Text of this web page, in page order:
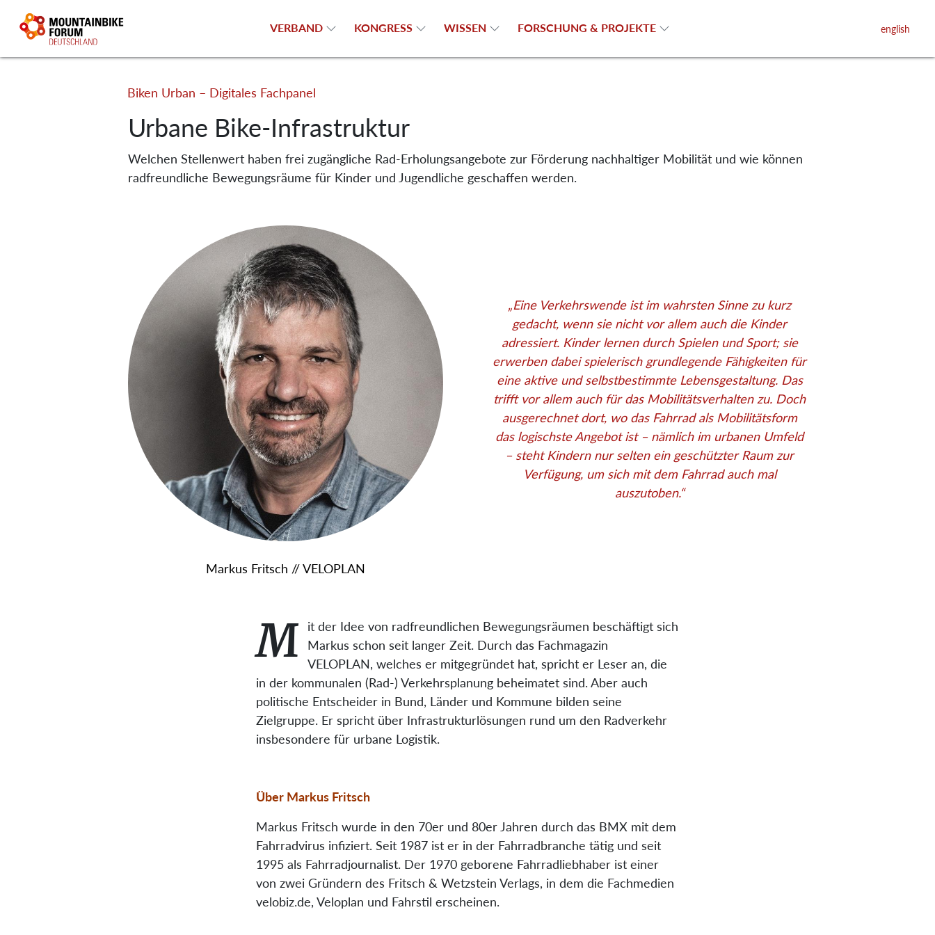
VERBAND KONGRESS WISSEN FORSCHUNG & PROJEKTE english
Biken Urban – Digitales Fachpanel
Urbane Bike-Infrastruktur
Welchen Stellenwert haben frei zugängliche Rad-Erholungsangebote zur Förderung nachhaltiger Mobilität und wie können
radfreundliche Bewegungsräume für Kinder und Jugendliche geschaffen werden.
Markus Fritsch // VELOPLAN
„Eine Verkehrswende ist im wahrsten Sinne zu kurz
gedacht, wenn sie nicht vor allem auch die Kinder
adressiert. Kinder lernen durch Spielen und Sport; sie
erwerben dabei spielerisch grundlegende Fähigkeiten für
eine aktive und selbstbestimmte Lebensgestaltung. Das
trifft vor allem auch für das Mobilitätsverhalten zu. Doch
ausgerechnet dort, wo das Fahrrad als Mobilitätsform
das logischste Angebot ist – nämlich im urbanen Umfeld
– steht Kindern nur selten ein geschützter Raum zur
Verfügung, um sich mit dem Fahrrad auch mal
auszutoben.“
M it der Idee von radfreundlichen Bewegungsräumen beschäftigt sich
Markus schon seit langer Zeit. Durch das Fachmagazin
VELOPLAN, welches er mitgegründet hat, spricht er Leser an, die
in der kommunalen (Rad-) Verkehrsplanung beheimatet sind. Aber auch
politische Entscheider in Bund, Länder und Kommune bilden seine
Zielgruppe. Er spricht über Infrastrukturlösungen rund um den Radverkehr
insbesondere für urbane Logistik.
Über Markus Fritsch
Markus Fritsch wurde in den 70er und 80er Jahren durch das BMX mit dem
Fahrradvirus infiziert. Seit 1987 ist er in der Fahrradbranche tätig und seit
1995 als Fahrradjournalist. Der 1970 geborene Fahrradliebhaber ist einer
von zwei Gründern des Fritsch & Wetzstein Verlags, in dem die Fachmedien
velobiz.de, Veloplan und Fahrstil erscheinen.